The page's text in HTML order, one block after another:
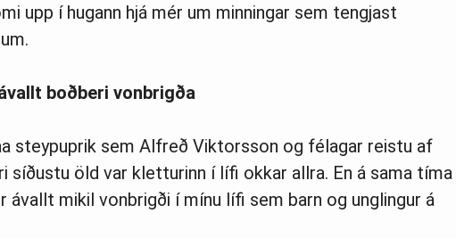
upp í hugann hjá mér um minningar sem tengjast
boðberi vonbrigða
steypuprik sem Alfreð Viktorsson og félagar reistu af
síðustu öld var kletturinn í lífi okkar allra. En á sama tíma
ávallt mikil vonbrigði í mínu lífi sem barn og unglingur á